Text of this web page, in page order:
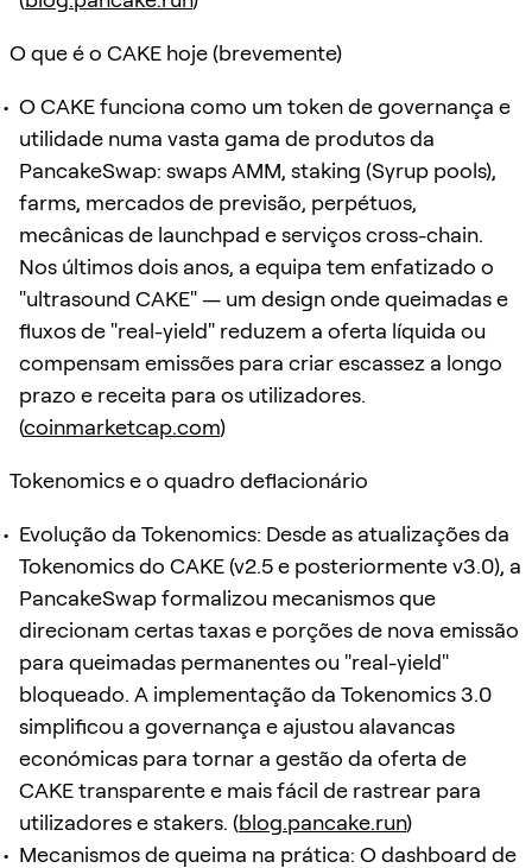
O que é o CAKE hoje (brevemente)
O CAKE funciona como um token de governança e
utilidade numa vasta gama de produtos da
PancakeSwap: swaps AMM, staking (Syrup pools),
farms, mercados de previsão, perpétuos,
mecânicas de launchpad e serviços cross-chain.
Nos últimos dois anos, a equipa tem enfatizado o
"ultrasound CAKE" — um design onde queimadas e
fluxos de "real-yield" reduzem a oferta líquida ou
compensam emissões para criar escassez a longo
prazo e receita para os utilizadores.
(coinmarketcap.com)
Tokenomics e o quadro deflacionário
Evolução da Tokenomics: Desde as atualizações da
Tokenomics do CAKE (v2.5 e posteriormente v3.0), a
PancakeSwap formalizou mecanismos que
direcionam certas taxas e porções de nova emissão
para queimadas permanentes ou "real-yield"
bloqueado. A implementação da Tokenomics 3.0
simplificou a governança e ajustou alavancas
económicas para tornar a gestão da oferta de
CAKE transparente e mais fácil de rastrear para
utilizadores e stakers. (blog.pancake.run)
Mecanismos de queima na prática: O dashboard de